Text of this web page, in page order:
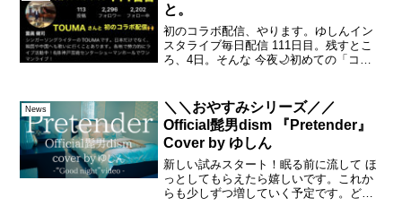
と。
初のコラボ配信、やります。ゆしんイン
スタライブ毎日配信 111日目。残すとこ
ろ、4日。そんな 今夜🌙初めての「コラ
「今日はゆしんくんとインスタライブし
て...
News
＼＼おやすみシリーズ／／
Official髭男dism 『Pretender』
Cover by ゆしん
新しい試みスタート！眠る前に流して ほ
っとしてもらえたら嬉しいです。これか
らも少しずつ増していく予定です。どう